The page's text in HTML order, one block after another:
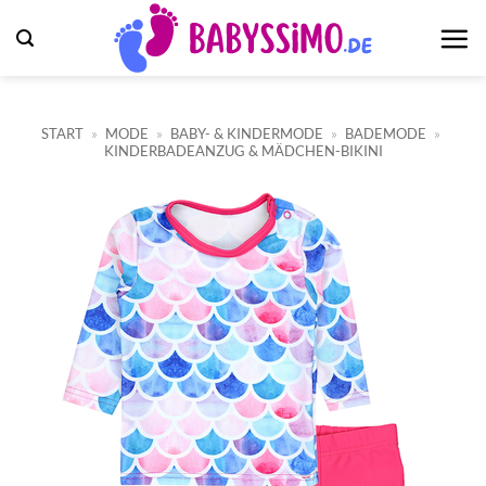
Inhalt
START » MODE » BABY- & KINDERMODE » BADEMODE »
KINDERBADEANZUG & MÄDCHEN-BIKINI